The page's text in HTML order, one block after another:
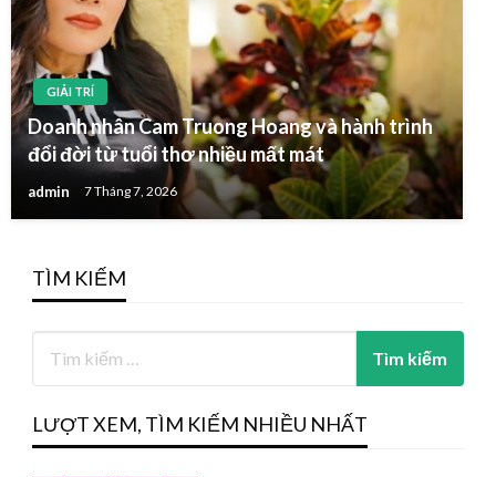
GIẢI TRÍ
Doanh nhân Cam Truong Hoang và hành trình
đổi đời từ tuổi thơ nhiều mất mát
admin 7 Tháng 7, 2026
TÌM KIẾM
LƯỢT XEM, TÌM KIẾM NHIỀU NHẤT